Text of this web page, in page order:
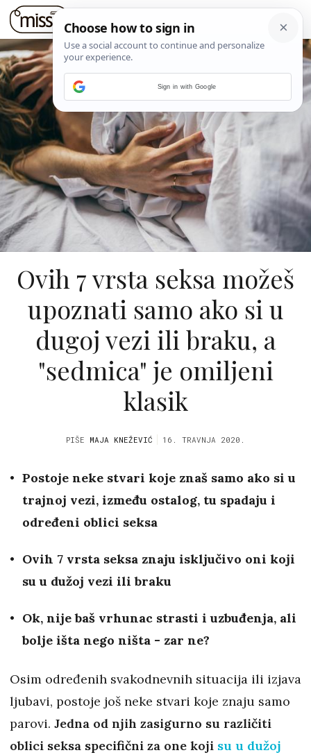
Ovih 7 vrsta seksa možeš
upoznati samo ako si u
dugoj vezi ili braku, a
"sedmica" je omiljeni
klasik
PIŠE MAJA KNEŽEVIĆ 16. TRAVNJA 2020.
Postoje neke stvari koje znaš samo ako si u
trajnoj vezi, između ostalog, tu spadaju i
određeni oblici seksa
Ovih 7 vrsta seksa znaju isključivo oni koji
su u dužoj vezi ili braku
Ok, nije baš vrhunac strasti i uzbuđenja, ali
bolje išta nego ništa - zar ne?
Osim određenih svakodnevnih situacija ili izjava
ljubavi, postoje još neke stvari koje znaju samo
parovi. Jedna od njih zasigurno su različiti
oblici seksa specifični za one koji su u dužoj
Sign in with Google